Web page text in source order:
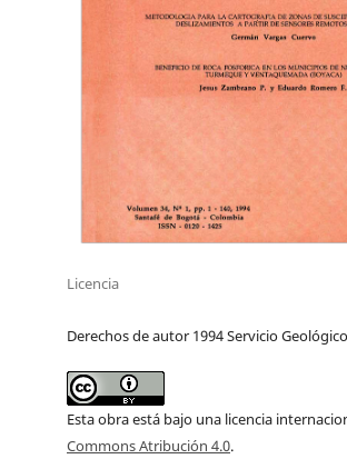
Licencia
Derechos de autor 1994 Servicio
Esta obra está bajo una licencia
Commons Atribución 4.0.